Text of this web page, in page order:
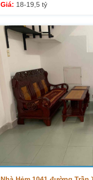
Giá: 18-19,5 tỷ